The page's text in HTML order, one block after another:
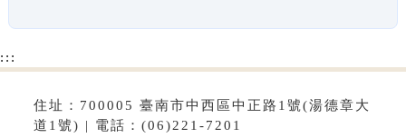
:::
住址：700005 臺南市中西區中正路1號(湯德章大
道1號) | 電話：(06)221-7201